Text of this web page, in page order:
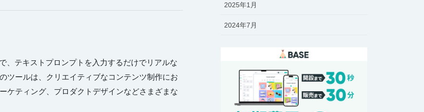
、テキストプロンプトを入力するだけでリアルな
ツールは、クリエイティブなコンテンツ制作にお
ケティング、プロダクトデザインなどさまざまな
2025年1月
2024年7月